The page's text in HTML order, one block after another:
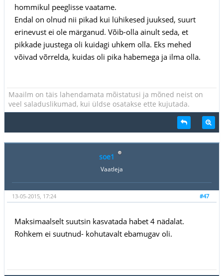
hommikul peeglisse vaatame.
Endal on olnud nii pikad kui lühikesed juuksed, suurt
erinevust ei ole märganud. Võib-olla ainult seda, et
pikkade juustega oli kuidagi uhkem olla. Eks mehed
võivad võrrelda, kuidas oli pika habemega ja ilma olla.
Maailm on täis lahendamata mõistatusi ja mõned neist on
veel saladuslikumad, kui üldse osatakse ette kujutada.
soe1
Vaatleja
#47
13-05-2015, 17:24
Maksimaalselt suutsin kasvatada habet 4 nädalat.
Rohkem ei suutnud- kohutavalt ebamugav oli.